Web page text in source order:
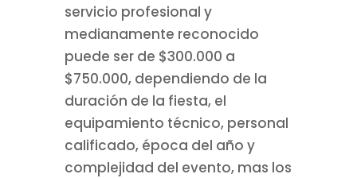
servicio profesional y
medianamente reconocido
puede ser de $300.000 a
$750.000, dependiendo de la
duración de la fiesta, el
equipamiento técnico, personal
calificado, época del año y
complejidad del evento, mas los